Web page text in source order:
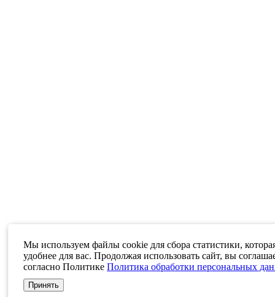
Мы используем файлы cookie для сбора статистики,
удобнее для вас. Продолжая использовать сайт, вы
согласно ПолитикеПолитика обработки персональных
Принять